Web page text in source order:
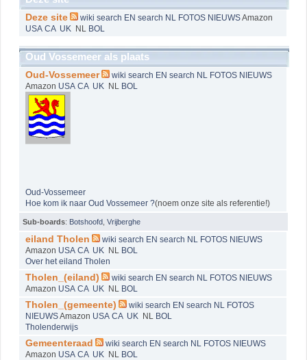
Deze site wiki search EN search NL FOTOS NIEUWSAmazon
USA CA UK NL BOL
Oud Vossemeer als plaats
Oud-Vossemeer wiki search EN search NL FOTOS NIEUWS
Amazon USA CA UK NL BOL
Oud-Vossemeer
Hoe kom ik naar Oud Vossemeer ?(noem onze site als referentie!)
Sub-boards: Botshoofd Vrijberghe
eiland Tholen wiki search EN search NL FOTOS NIEUWS
Amazon USA CA UK NL BOL
Over het eiland Tholen
Tholen_(eiland) wiki search EN search NL FOTOS NIEUWS
Amazon USA CA UK NL BOL
Tholen_(gemeente) wiki search EN search NL FOTOS
NIEUWSAmazon USA CA UK NL BOL
Tholenderwijs
Gemeenteraad wiki search EN search NL FOTOS NIEUWS
Amazon USA CA UK NL BOL